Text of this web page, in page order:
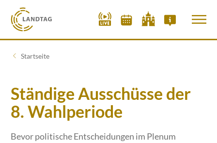
Startseite
Ständige Ausschüsse der
8. Wahlperiode
Bevor politische Entscheidungen im Plenum